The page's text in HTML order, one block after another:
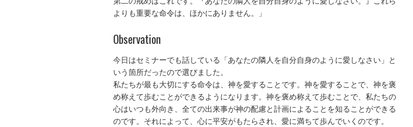
よりも重要な命令は、ほかにありません。」
Observation
今日はセミナーでも話している「あなたの隣人を自分自身のように愛しなさい」と
いう箇所だったので選びました。
私たちが最も大切にする命令は、神を愛することです。神を愛することで、神を褒
め称えて歩むことができるようになります。神を褒め称えて歩むことで、私たちの
心はいつも外向き、全ての出来事が神の配慮と計画によることを知ることができる
のです。それによって、心に平安がもたらされ、愛に満ちて歩んでいくのです。